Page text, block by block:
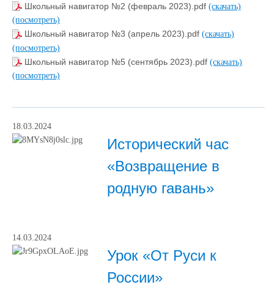
Школьный навигатор №2 (февраль 2023).pdf (скачать)
(посмотреть)
Школьный навигатор №3 (апрель 2023).pdf (скачать)
(посмотреть)
Школьный навигатор №5 (сентябрь 2023).pdf (скачать)
(посмотреть)
18.03.2024
Исторический час
«Возвращение в
родную гавань»
14.03.2024
Урок «От Руси к
России»